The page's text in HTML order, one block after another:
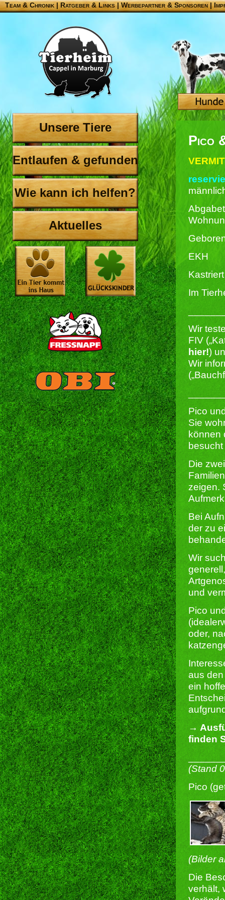
Team & Chronik |Ratgeber & Links|Werbepartner & Sponsoren|
Unsere Tiere
Entlaufen & gefunden
Wie kann ich helfen?
Aktuelles
Pico
EKH
Im
Wir
FIV
hier!)
Wir
Pico
Sie
können
Die
zeigen.
Bei
der zu
Wir
und
Pico
oder,
aus
ein
→
finden
(Stand
Pico
(Bilder
Die
verhält,